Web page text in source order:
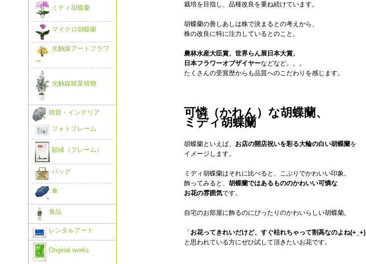
栽培を目指し、品種改良を重ね続けています。
胡蝶蘭の善しあしは株で決まるとの考えから、
株の改良に特に注力しているとのこと。
農林水産大臣賞、世界らん展日本大賞、
日本フラワーオブザイヤーなどなど。。。
たくさんの受賞歴からも品質へのこだわりを感じます。
可憐（かれん）な胡蝶蘭、
ミディ胡蝶蘭
胡蝶蘭といえば、 お店の開店祝いを彩る大輪の白い胡蝶蘭を
イメージします。
ミディ胡蝶蘭はそれに比べると、こぶりでかわいい印象。
飾ってみると、 胡蝶蘭ではあるもののかわいい可憐な
お花の雰囲気です。
自宅のお部屋に飾るのにぴったりのかわいらしい胡蝶蘭。
「 お花ってきれいだけど、すぐ枯れちゃって割高なのよね(+_+)
と思われている方にぜひ試して頂きたいお花です。
ミディ胡蝶蘭
マイクロ胡蝶蘭
光触媒アートフラワ
ー
光触媒観葉植物
雑貨・インテリア
フォトフレーム
額縁（フレーム）
バッグ
傘
食品
レンタルアート
Original works